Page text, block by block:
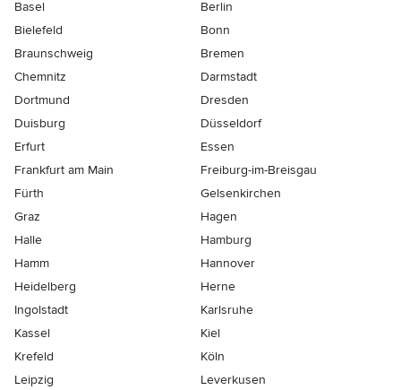
Basel
Berlin
Bielefeld
Bonn
Braunschweig
Bremen
Chemnitz
Darmstadt
Dortmund
Dresden
Duisburg
Düsseldorf
Erfurt
Essen
Frankfurt am Main
Freiburg-im-Breisgau
Fürth
Gelsenkirchen
Graz
Hagen
Halle
Hamburg
Hamm
Hannover
Heidelberg
Herne
Ingolstadt
Karlsruhe
Kassel
Kiel
Krefeld
Köln
Leipzig
Leverkusen